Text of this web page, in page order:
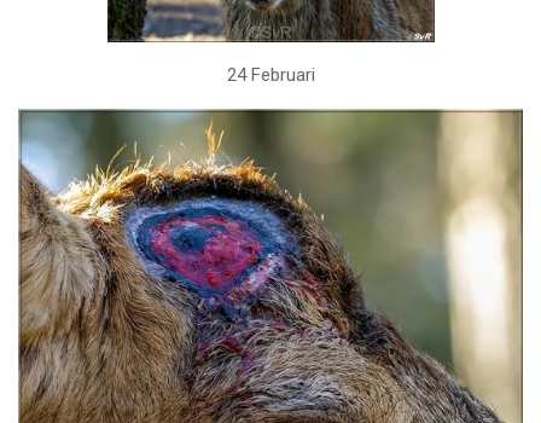
24 Februari